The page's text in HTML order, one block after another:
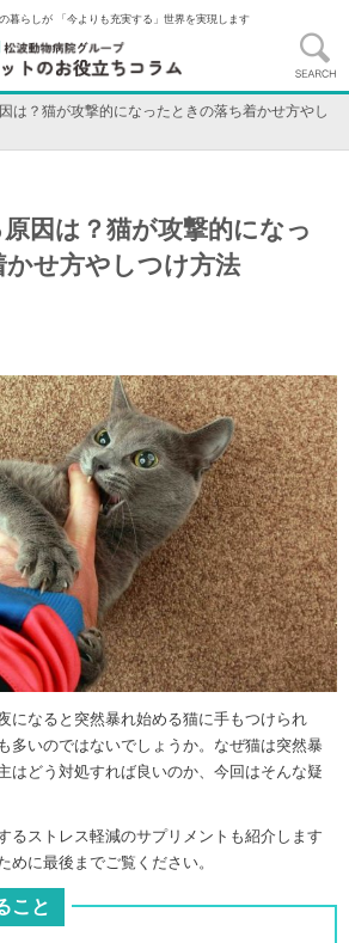
暮らしが 「今よりも充実する」世界を実現します
は？猫が攻撃的になったときの落ち着かせ方やし
因は？猫が攻撃的になっ
せ方やしつけ方法
になると突然暴れ始める猫に手もつけられ
多いのではないでしょうか。なぜ猫は突然暴
はどう対処すれば良いのか、今回はそんな疑
るストレス軽減のサプリメントも紹介します
めに最後までご覧ください。
こと